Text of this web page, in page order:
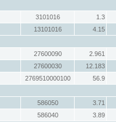
3101016
1.3
13101016
4.15
27600090
2.961
27600030
12.183
2769510000100
56.9
586050
3.71
586040
3.89